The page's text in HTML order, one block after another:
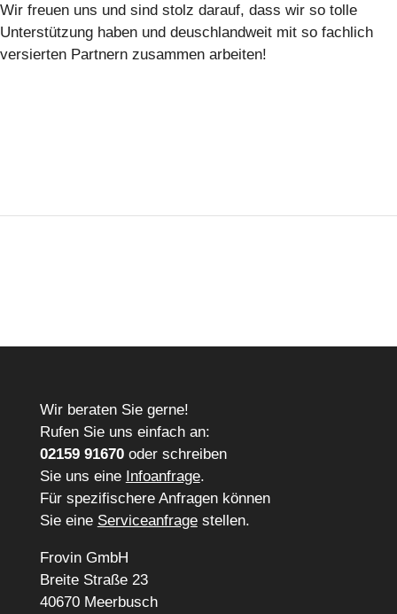
Wir freuen uns und sind stolz darauf, dass wir so tolle
Unterstützung haben und deuschlandweit mit so fachlich
versierten Partnern zusammen arbeiten!
Wir beraten Sie gerne!
Rufen Sie uns einfach an:
02159 91670 oder schreiben
Sie uns eine Infoanfrage.
Für spezifischere Anfragen können
Sie eine Serviceanfragestellen.
Frovin GmbH
Breite Straße 23
40670 Meerbusch